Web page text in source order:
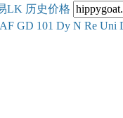
LK 历史价格
AF GD 101 Dy N Re Uni